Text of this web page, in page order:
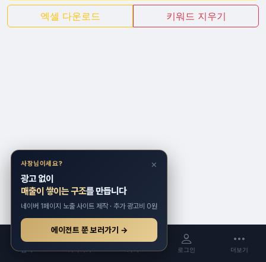
사장님이세요? ×
광고 없이
매출이 쌓이는 구조를 만듭니다
네이버 1페이지 노출 사이트 제작 · 추가 광고비 0원
에이전트 쭌 보러가기 →
엑셀 다운로드 키워드 지우기
검색 키마비키 가격 로그인 더보기